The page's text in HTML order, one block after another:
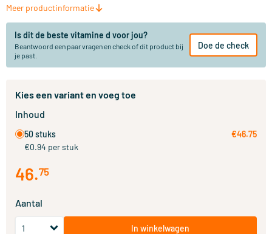
Meer productinformatie
Is dit de beste vitamine d voor jou?
Beantwoord een paar vragen en check of dit product bij
je past.
Doe de check
Kies een variant en voeg toe
Inhoud
50 stuks
€0.94 per stuk
€46.75
46.75
Aantal
In winkelwagen